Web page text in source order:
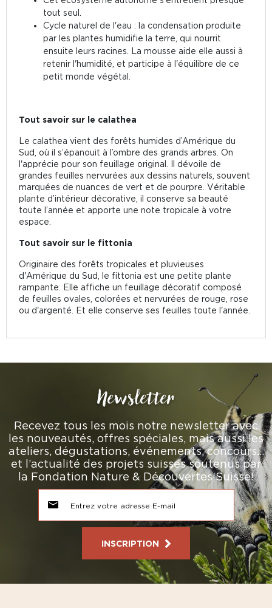
tout seul.
Cycle naturel de l'eau : la condensation produite
par les plantes humidifie la terre, qui nourrit
ensuite leurs racines. La mousse aide elle aussi à
retenir l'humidité, et participe à l'équilibre de ce
petit monde végétal.
Tout savoir sur le calathea
Le calathea vient des forêts humides d’Amérique du
Sud, où il s’épanouit à l’ombre des grands arbres. On
l'apprécie pour son feuillage original. Il dévoile de
grandes feuilles nervurées aux dessins naturels, souvent
marquées de nuances de vert et de pourpre. Véritable
plante d’intérieur décorative, il conserve sa beauté
toute l’année et apporte une note tropicale à votre
espace.
Tout savoir sur le fittonia
Originaire des forêts tropicales et pluvieuses
d'Amérique du Sud, le fittonia est une petite plante
rampante. Elle affiche un feuillage décoratif composé
de feuilles ovales, colorées et nervurées de rouge, rose
ou d'argenté. Et elle conserve ses feuilles toute l'année.
Newsletter
Recevez tous les mois notre newsletter avec
les nouveautés, offres spéciales, mais aussi les
ateliers, dégustations, événements, concours…
et l’actualité des projets suisses soutenus par
la Fondation Nature & Découvertes Suisse!
INSCRIPTION